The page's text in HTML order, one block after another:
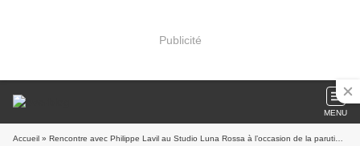
Publicité
MENU
Accueil » Rencontre avec Philippe Lavil au Studio Luna Rossa à l’occasion de la parution de « Sous Le Même Soleil » !